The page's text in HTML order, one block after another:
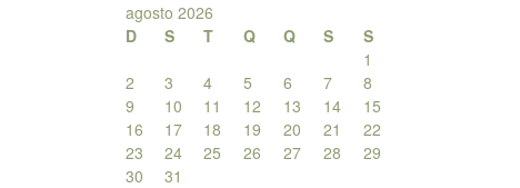
agosto 2026
D
S T Q Q S
S
1
2
3 4 5 6 7
8
9
10 11 12 13 14
15
16
17 18 19 20 21
22
23
24 25 26 27 28
29
30
31